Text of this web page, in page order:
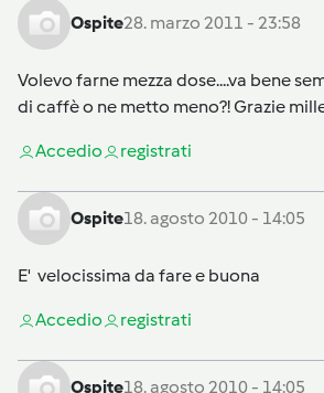
Ospite28. marzo 2011 - 23:58
Volevo farne mezza dose....va bene
di caffè o ne metto meno?! Grazie
Accedio registrati
Ospite18. agosto 2010 - 14:05
E' velocissima da fare e buona
Accedio registrati
Ospite18. agosto 2010 - 14:05